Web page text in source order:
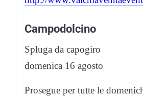
Campodolcino
Spluga da capogiro
domenica 16 agosto
Prosegue per tutte le